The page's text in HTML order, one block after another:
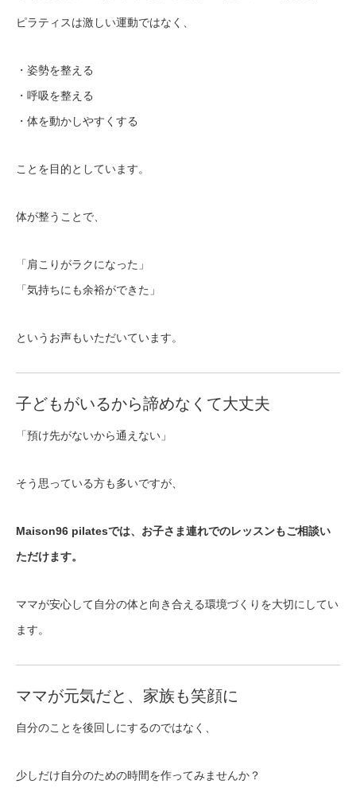
ピラティスは激しい運動ではなく、
・姿勢を整える
・呼吸を整える
・体を動かしやすくする
ことを目的としています。
体が整うことで、
「肩こりがラクになった」
「気持ちにも余裕ができた」
というお声もいただいています。
子どもがいるから諦めなくて大丈夫
「預け先がないから通えない」
そう思っている方も多いですが、
Maison96 pilatesでは、お子さま連れでのレッスンもご相談い
ただけます。
ママが安心して自分の体と向き合える環境づくりを大切にしてい
ます。
ママが元気だと、家族も笑顔に
自分のことを後回しにするのではなく、
少しだけ自分のための時間を作ってみませんか？